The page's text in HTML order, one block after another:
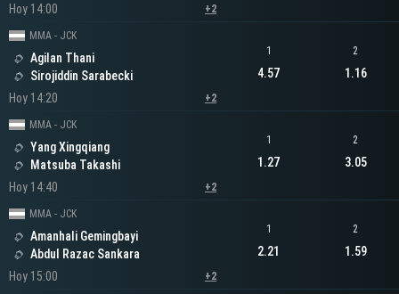
Hoy 14:00
+2
MMA - JCK
Agilan Thani
Sirojiddin Sarabecki
Hoy 14:20
+2
1
4.57
2
1.16
MMA - JCK
Yang Xingqiang
Matsuba Takashi
Hoy 14:40
+2
1
1.27
2
3.05
MMA - JCK
Amanhali Gemingbayi
Abdul Razac Sankara
Hoy 15:00
+2
1
2.21
2
1.59